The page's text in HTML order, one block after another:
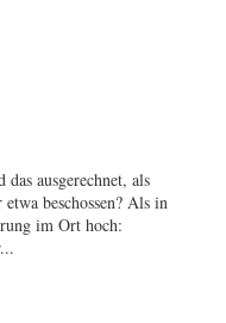
ausgerechnet, als
beschossen? Als in
im Ort hoch: